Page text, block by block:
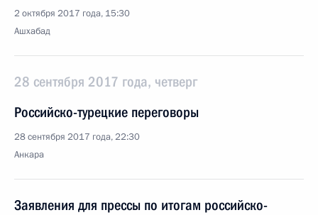
2 октября 2017 года, 15:30
Ашхабад
28 сентября 2017 года, четверг
Российско-турецкие переговоры
28 сентября 2017 года, 22:30
Анкара
Заявления для прессы по итогам российско-